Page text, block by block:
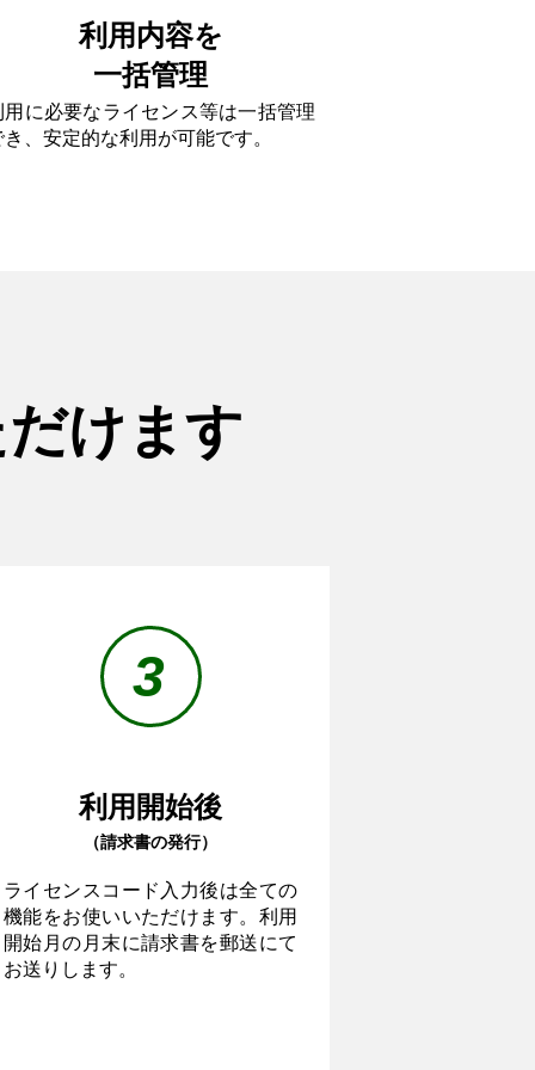
利用内容を
一括管理
用に必要なライセンス等は一括管理
き、安定的な利用が可能です。
けます
3
利用開始後
（請求書の発行）
ライセンスコード入力後は全ての
機能をお使いいただけます。利用
開始月の月末に請求書を郵送にて
お送りします。